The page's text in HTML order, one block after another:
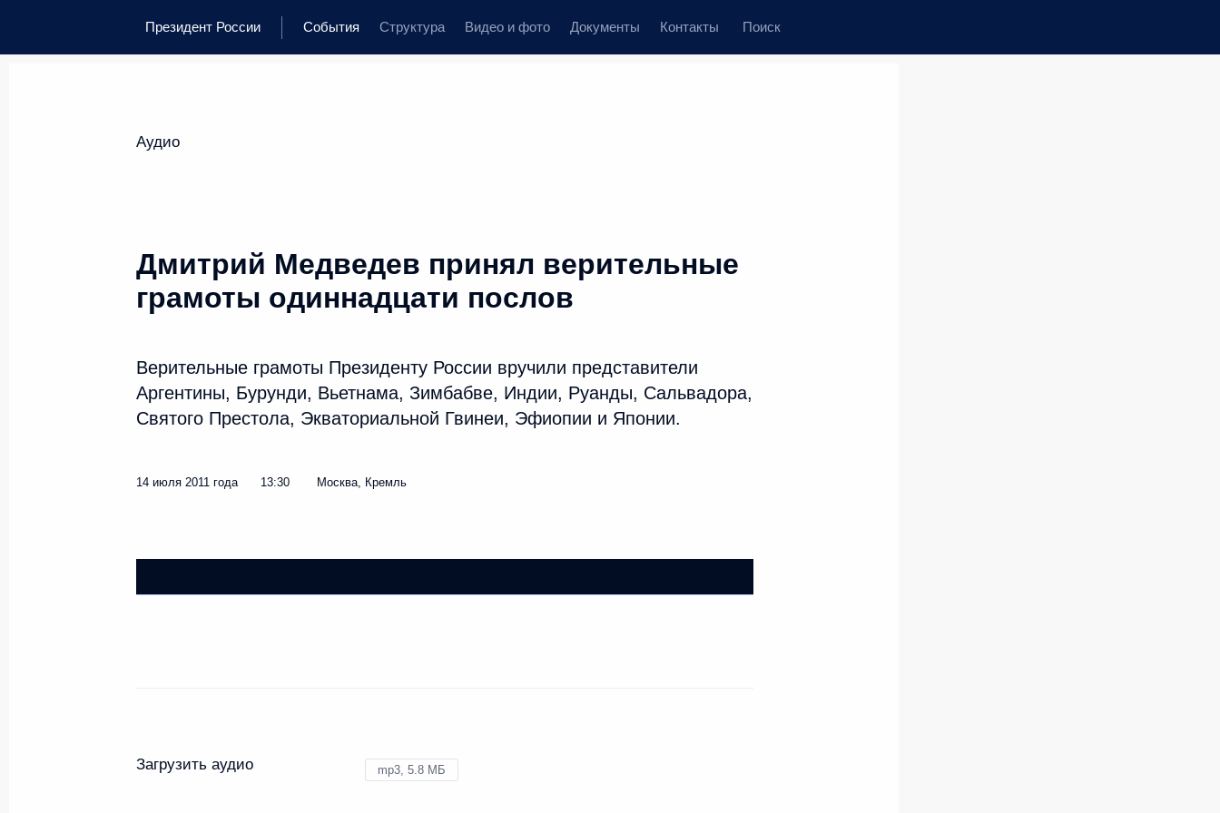
Президент России События Структура Видео и фото Документы Контакты Поиск
Аудио
Дмитрий Медведев принял верительные
грамоты одиннадцати послов
Верительные грамоты Президенту России вручили представители
Аргентины, Бурунди, Вьетнама, Зимбабве, Индии, Руанды, Сальвадора,
Святого Престола, Экваториальной Гвинеи, Эфиопии и Японии.
14 июля 2011 года 13:30 Москва, Кремль
Загрузить аудио mp3, 5.8 МБ